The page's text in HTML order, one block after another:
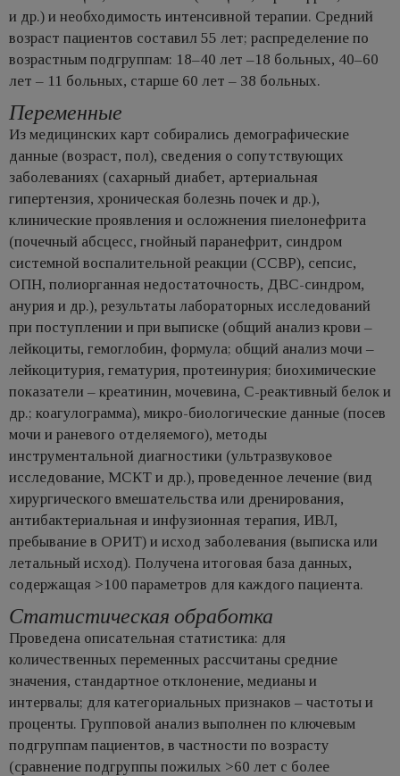
и др.) и необходимость интенсивной терапии. Средний
возраст пациентов составил 55 лет; распределение по
возрастным подгруппам: 18–40 лет –18 больных, 40–60
лет – 11 больных, старше 60 лет – 38 больных.
Переменные
Из медицинских карт собирались демографические
данные (возраст, пол), сведения о сопутствующих
заболеваниях (сахарный диабет, артериальная
гипертензия, хроническая болезнь почек и др.),
клинические проявления и осложнения пиелонефрита
(почечный абсцесс, гнойный паранефрит, синдром
системной воспалительной реакции (ССВР), сепсис,
ОПН, полиорганная недостаточность, ДВС-синдром,
анурия и др.), результаты лабораторных исследований
при поступлении и при выписке (общий анализ крови –
лейкоциты, гемоглобин, формула; общий анализ мочи –
лейкоцитурия, гематурия, протеинурия; биохимические
показатели – креатинин, мочевина, С-реактивный белок и
др.; коагулограмма), микро-биологические данные (посев
мочи и раневого отделяемого), методы
инструментальной диагностики (ультразвуковое
исследование, МСКТ и др.), проведенное лечение (вид
хирургического вмешательства или дренирования,
антибактериальная и инфузионная терапия, ИВЛ,
пребывание в ОРИТ) и исход заболевания (выписка или
летальный исход). Получена итоговая база данных,
содержащая >100 параметров для каждого пациента.
Статистическая обработка
Проведена описательная статистика: для
количественных переменных рассчитаны средние
значения, стандартное отклонение, медианы и
интервалы; для категориальных признаков – частоты и
проценты. Групповой анализ выполнен по ключевым
подгруппам пациентов, в частности по возрасту
(сравнение подгруппы пожилых >60 лет с более